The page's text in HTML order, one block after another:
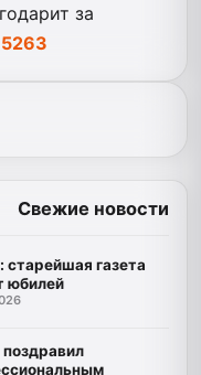
за
Свежие новости
газета
юбилей